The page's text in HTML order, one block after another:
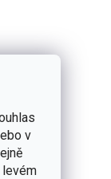
v
levém